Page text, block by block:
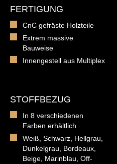
FERTIGUNG
CnC gefräste Holzteile
Extrem massive
Bauweise
Innengestell aus Multiplex
STOFFBEZUG
In 8 verschiedenen
Farben erhältlich
Weiß, Schwarz, Hellgrau,
Dunkelgrau, Bordeaux,
Beige, Marinblau, Off-